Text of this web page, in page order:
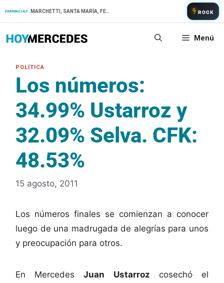
FARMACIAS: ROCK
Menú
Los números:
34.99% Ustarroz y
32.09% Selva. CFK:
48.53%
15 agosto, 2011
Los números finales se comienzan a conocer
luego de una madrugada de alegrías para unos
y preocupación para otros.
En MercedesJuan Ustarroz cosechó el